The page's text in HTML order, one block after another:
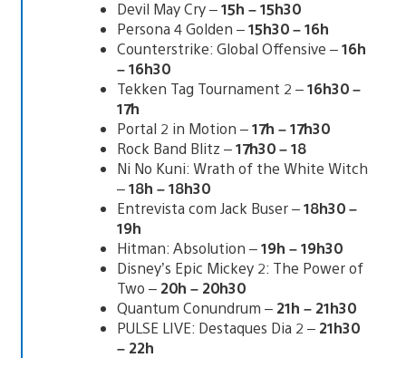
Devil May Cry –15h – 15h30
Persona 4 Golden –15h30 – 16h
Counterstrike: Global Offensive –16h
– 16h30
Tekken Tag Tournament 2 –16h30 –
17h
Portal 2 in Motion –17h – 17h30
Rock Band Blitz –17h30 – 18
Ni No Kuni: Wrath of the White Witch
–18h – 18h30
Entrevista com Jack Buser –18h30 –
19h
Hitman: Absolution –19h – 19h30
Disney’s Epic Mickey 2: The Power of
Two – 20h – 20h30
Quantum Conundrum – 21h – 21h30
PULSE LIVE: Destaques Dia 2 – 21h30
– 22h